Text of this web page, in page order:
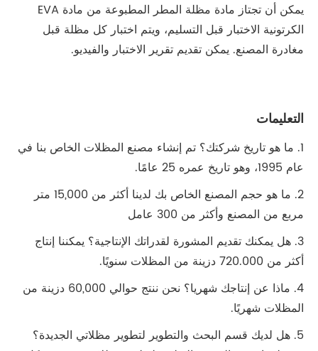
يمكن أن تجتاز مادة مظلة المطر المطبوعة من مادة EVA
الكرتونية الاختبار قبل التسليم، ويتم اختبار كل مظلة قبل
مغادرة المصنع. يمكن تقديم تقرير الاختبار والفيديو.
التعليمات
1. ما هو تاريخ شركتك؟ تم إنشاء مصنع المظلات الخاص بنا في
عام 1995، وهو تاريخ عمره 25 عامًا.
2. ما هو حجم المصنع الخاص بك لدينا أكثر من 15,000 متر
مربع من المصنع وأكثر من 300 عامل
3. هل يمكنك تقديم المشورة لقدراتك الإنتاجية؟ يمكننا إنتاج
أكثر من 720.000 دزينة من المظلات سنويًا.
4. ماذا عن إنتاجك شهريا؟ نحن ننتج حوالي 60,000 دزينة من
المظلات شهريًا.
5. هل لديك قسم البحث والتطوير لتطوير مظلاتي الجديدة؟